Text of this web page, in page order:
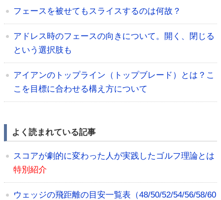
フェースを被せてもスライスするのは何故？
アドレス時のフェースの向きについて。開く、閉じる
という選択肢も
アイアンのトップライン（トップブレード）とは？こ
こを目標に合わせる構え方について
よく読まれている記事
スコアが劇的に変わった人が実践したゴルフ理論とは
特別紹介
ウェッジの飛距離の目安一覧表（48/50/52/54/56/58/60